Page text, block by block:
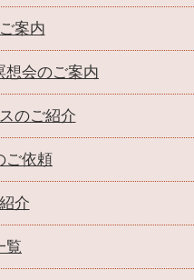
案内
想会のご案内
のご紹介
ご依頼
介
覧